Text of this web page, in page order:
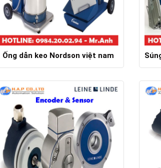
Ống dẫn keo Nordson việt nam